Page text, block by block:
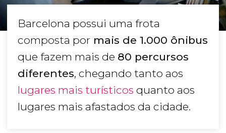
Barcelona possui uma frota
composta por mais de 1.000 ônibus
que fazem mais de 80 percursos
diferentes, chegando tanto aos
lugares mais turísticos quanto aos
lugares mais afastados da cidade.